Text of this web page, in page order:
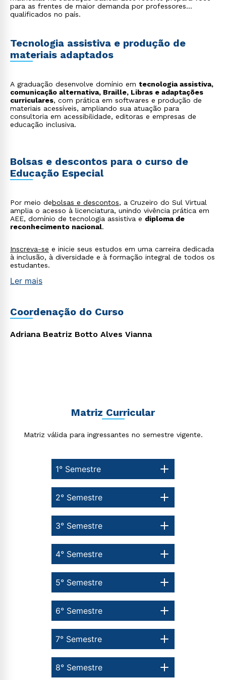
para as frentes de maior demanda por professores
qualificados no país.
Tecnologia assistiva e produção de
materiais adaptados
A graduação desenvolve domínio em tecnologia assistiva,
comunicação alternativa, Braille, Libras e adaptações
curriculares, com prática em softwares e produção de
materiais acessíveis, ampliando sua atuação para
consultoria em acessibilidade, editoras e empresas de
educação inclusiva.
Bolsas e descontos para o curso de
Educação Especial
Por meio debolsas e descontos, a Cruzeiro do Sul Virtual
amplia o acesso à licenciatura, unindo vivência prática em
AEE, domínio de tecnologia assistiva e diploma de
reconhecimento nacional.
Inscreva-se e inicie seus estudos em uma carreira dedicada
à inclusão, à diversidade e à formação integral de todos os
estudantes.
Ler mais
Coordenação do Curso
Adriana Beatriz Botto Alves Vianna
Matriz Curricular
Matriz válida para ingressantes no semestre vigente.
1° Semestre
8° Semestre
7° Semestre
6° Semestre
5° Semestre
4° Semestre
3° Semestre
2° Semestre
Rápido e fácil
WhatsApp
ou
Estou de acordo com aPolítica de Privacidade.e
autorizo que meus dados sejam utilizados para o
envio de conteúdos da Cruzeiro do Sul.